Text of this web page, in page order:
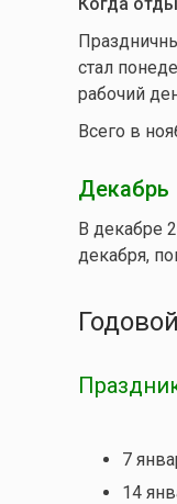
стал
рабочий
Всего в
Декабрь
В декабре
декабря,
7
14